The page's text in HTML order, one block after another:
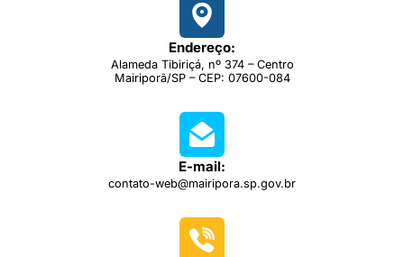
Endereço:
Alameda Tibiriçá, nº 374 – Centro
Mairiporã/SP – CEP: 07600-084
E-mail:
contato-web@mairipora.sp.gov.br